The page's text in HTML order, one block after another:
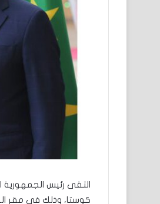
التقى رئيس الجمهورية
كوستا، وذلك في مقر